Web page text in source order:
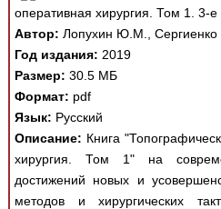
оперативная хирургия. Том 1. 3-е
Автор: Лопухин Ю.М., Сергиенко
Год издания: 2019
Размер: 30.5 МБ
Формат: pdf
Язык: Русский
Описание: Книга
хирургия. Том 1" на
достижений новых и
методов и хирургических